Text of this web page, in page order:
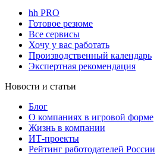
hh PRO
Готовое резюме
Все сервисы
Хочу у вас работать
Производственный календарь
Экспертная рекомендация
Новости и статьи
Блог
О компаниях в игровой форме
Жизнь в компании
ИТ-проекты
Рейтинг работодателей России